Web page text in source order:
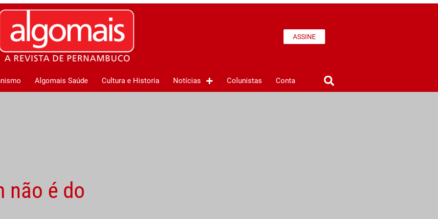
ASSINE
Algomais Saúde Cultura e Historia Notícias Colunistas Conta
não é do